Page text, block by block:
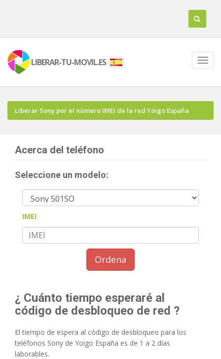
LIBERAR-TU-MOVIL.ES
Liberar Sony por el número IMEI de la red Yoigo España
Acerca del teléfono
Seleccione un modelo:
IMEI
Ordena
¿ Cuánto tiempo esperaré al
código de desbloqueo de red ?
El tiempo de espera al código de desbloqueo para los
teléfonos Sony de Yoigo España es de 1 a 2 días
laborables.